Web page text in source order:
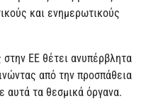
και ενημερωτικούς
ΕΕ θέτει ανυπέρβλητα
από την προσπάθεια
αυτά τα θεσμικά όργανα.